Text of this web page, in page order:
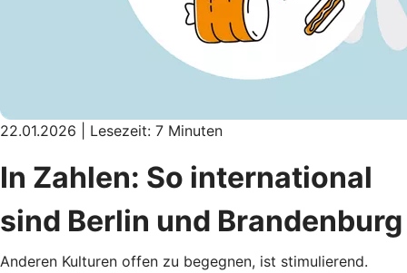
22.01.2026 | Lesezeit: 7 Minuten
In Zahlen: So international
sind Berlin und Brandenburg
Anderen Kulturen offen zu begegnen, ist stimulierend.